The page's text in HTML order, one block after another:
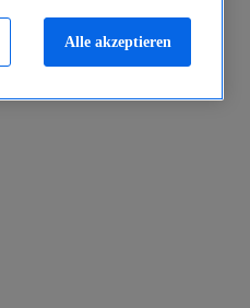
Alle akzeptieren